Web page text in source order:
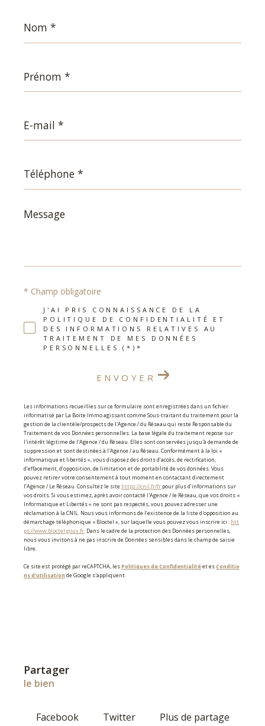
*
*
mail
*
*
Message
*
J'AI PRIS CONNAISSANCE DE LA
POLITIQUE DE CONFIDENTIALITÉ ET
DES INFORMATIONS RELATIVES AU
TRAITEMENT DE MES DONNÉES
PERSONNELLES (*)*
* Champ obligatoire
ENVOYER
Les informations recueillies sur ce formulaire sont enregistrées dans un fichier
informatisé par La Boite Immo agissant comme Sous-traitant du traitement pour la
gestion de la clientèle/prospects de l'Agence / du Réseau qui reste Responsable du
Traitement de vos Données personnelles. La base légale du traitement repose sur
l'intérêt légitime de l'Agence / du Réseau. Elles sont conservées jusqu'à demande de
suppression et sont destinées à l'Agence / au Réseau. Conformément à la loi «
informatique et libertés », vous disposez des droits d’accès, de rectification,
d’effacement, d’opposition, de limitation et de portabilité de vos données. Vous
pouvez retirer votre consentement à tout moment en contactant directement
l’Agence / Le Réseau. Consultez le site https://cnil.fr/fr pour plus d’informations sur
vos droits. Si vous estimez, après avoir contacté l'Agence / le Réseau, que vos droits «
Informatique et Libertés » ne sont pas respectés, vous pouvez adresser une
réclamation à la CNIL. Nous vous informons de l’existence de la liste d'opposition au
démarchage téléphonique « Bloctel », sur laquelle vous pouvez vous inscrire ici : htt
ps://www.bloctel.gouv.fr. Dans le cadre de la protection des Données personnelles,
nous vous invitons à ne pas inscrire de Données sensibles dans le champ de saisie
libre.
Ce site est protégé par reCAPTCHA, lesPolitiques de Confidentialitéet esConditio
ns d'utilisation de Google s'appliquent.
partager
le bien
Facebook Twitter Plus de partage